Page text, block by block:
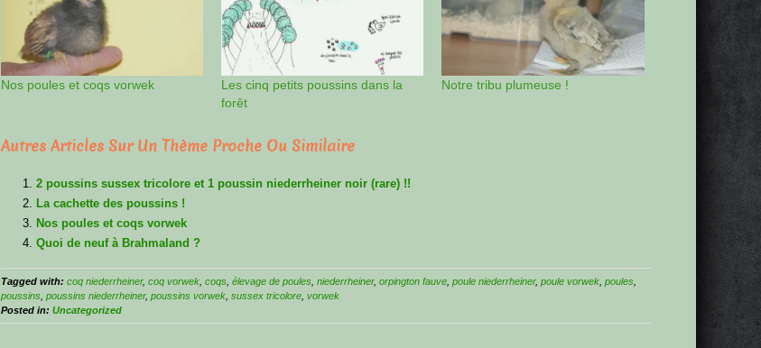
Nos poules et coqs vorwek
Les cinq petits poussins dans la
forêt
Notre tribu plumeuse !
Autres Articles Sur Un Thème Proche Ou Similaire
2 poussins sussex tricolore et 1 poussin niederrheiner noir (rare) !!
La cachette des poussins !
Nos poules et coqs vorwek
Quoi de neuf à Brahmaland ?
Tagged with: coq niederrheiner,coq vorwek,coqs,élevage de poules,niederrheiner,orpington fauve,poule niederrheiner,poule vorwek,poules,
poussins,poussins niederrheiner,poussins vorwek,sussex tricolore,vorwek
Posted in:Uncategorized